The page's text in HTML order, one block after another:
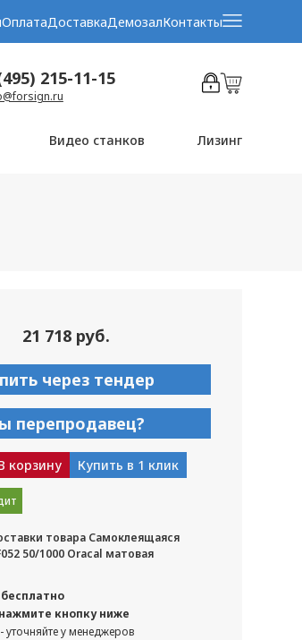
ОплатаДоставкаДемозалКонтакты
215-11-15
Видео станков Лизинг
21 718 руб.
через тендер
перепродавец?
корзину Купить в 1 клик
товара Самоклеящаяся
50/1000 Oracal матовая
бесплатно
нажмите кнопку ниже
уточняйте у менеджеров